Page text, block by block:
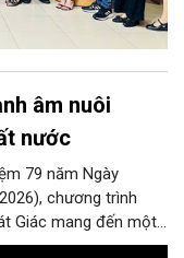
âm nuôi
nước
79 năm Ngày
chương trình
Giác mang đến một
về quê hương,